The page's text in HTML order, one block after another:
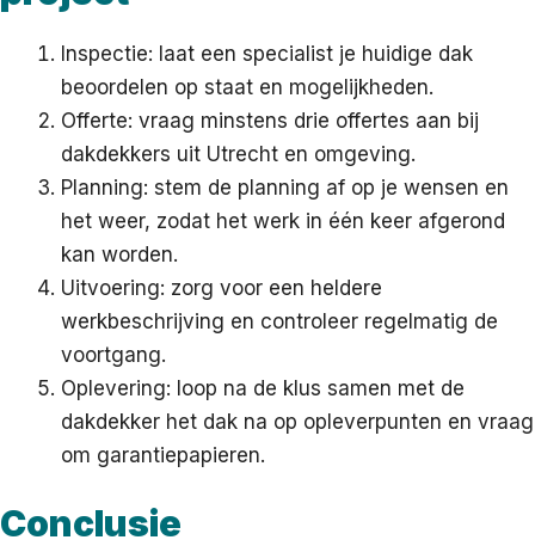
Inspectie: laat een specialist je huidige dak
beoordelen op staat en mogelijkheden.
Offerte: vraag minstens drie offertes aan bij
dakdekkers uit Utrecht en omgeving.
Planning: stem de planning af op je wensen en
het weer, zodat het werk in één keer afgerond
kan worden.
Uitvoering: zorg voor een heldere
werkbeschrijving en controleer regelmatig de
voortgang.
Oplevering: loop na de klus samen met de
dakdekker het dak na op opleverpunten en vraag
om garantiepapieren.
Conclusie